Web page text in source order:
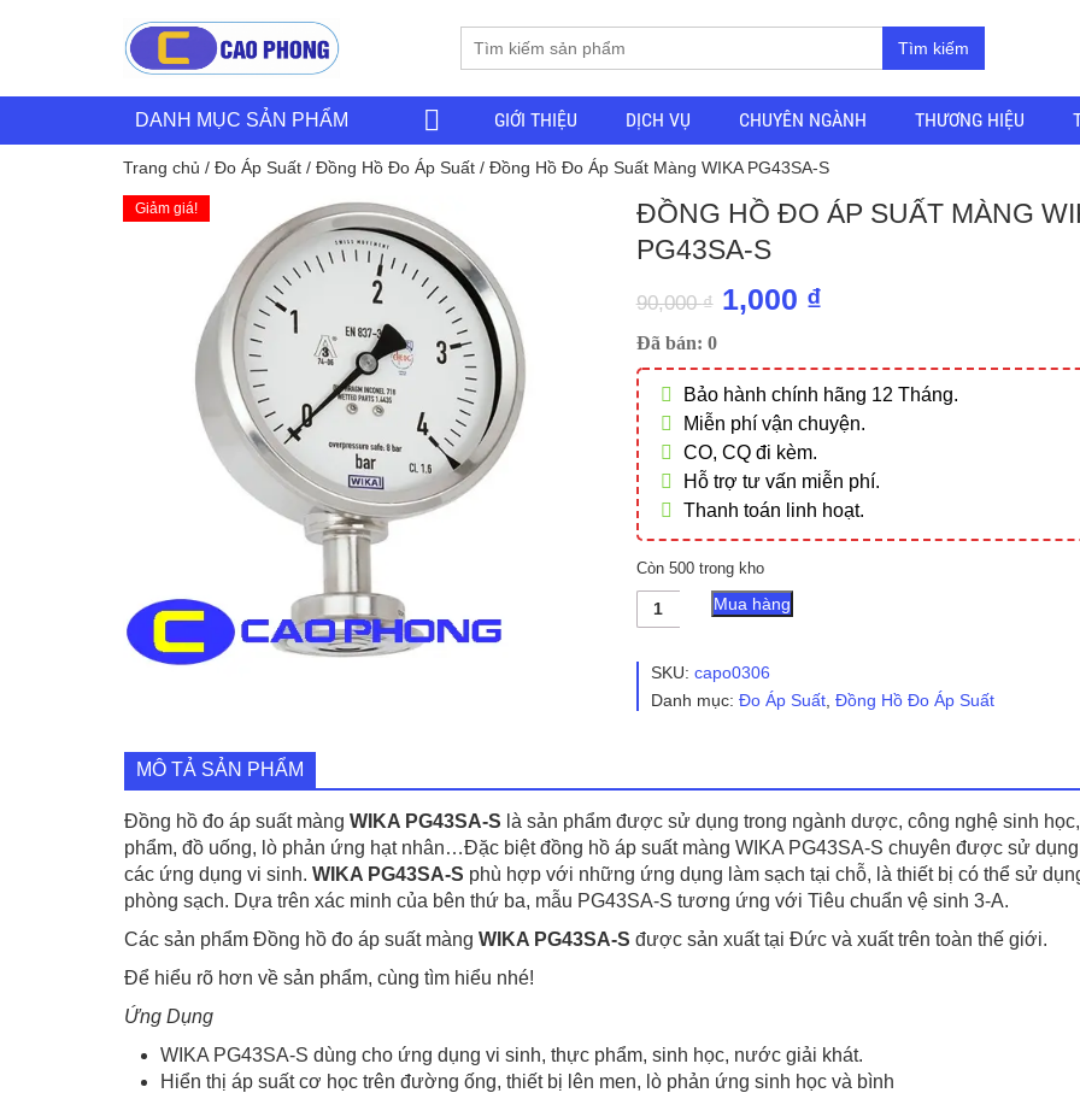
Tìm kiếm
DANH MỤC SẢN PHẨM GIỚI THIỆU DỊCH VỤ CHUYÊN NGÀNH THƯƠNG HIỆU
Trang chủ / Đo Áp Suất / Đồng Hồ Đo Áp Suất / Đồng Hồ Đo Áp Suất Màng WIKA PG43SA-S
Giảm giá!
ĐỒNG HỒ ĐO ÁP SUẤT MÀNG
PG43SA-S
90,000₫ Giá
là:
90,000 ₫.
1,000 ₫Giá
tại
là:
Đã bán: 0
Bảo hành chính hãng 12 Tháng.
Miễn phí vận chuyện.
CO, CQ đi kèm.
Hỗ trợ tư vấn miễn phí.
Thanh toán linh hoạt.
Còn 500 trong kho
Đồng
Áp
Màng
số
lượng
Mua hàng
SKU: capo0306
Danh mục: Đo Áp Suất, Đồng Hồ Đo Áp Suất
MÔ TẢ SẢN PHẨM
Đồng hồ đo áp suất màng WIKA PG43SA-S là sản phẩm được sử dụng trong ngành dược, công nghệ sinh
phẩm, đồ uống, lò phản ứng hạt nhân…Đặc biệt đồng hồ áp suất màng WIKA PG43SA-S chuyên được sử
các ứng dụng vi sinh. WIKA PG43SA-S phù hợp với những ứng dụng làm sạch tại chỗ, là thiết bị có thể sử
phòng sạch. Dựa trên xác minh của bên thứ ba, mẫu PG43SA-S tương ứng với Tiêu chuẩn vệ sinh 3-A.
Các sản phẩm Đồng hồ đo áp suất màng WIKA PG43SA-S được sản xuất tại Đức và xuất trên toàn thế giới.
Để hiểu rõ hơn về sản phẩm, cùng tìm hiểu nhé!
Ứng Dụng
WIKA PG43SA-S dùng cho ứng dụng vi sinh, thực phẩm, sinh học, nước giải khát.
Hiển thị áp suất cơ học trên đường ống, thiết bị lên men, lò phản ứng sinh học và bình